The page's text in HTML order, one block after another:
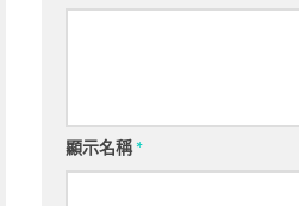
顯示名稱*